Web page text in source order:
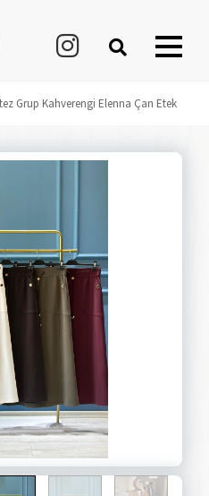
Grup Kahverengi Elenna Çan Etek